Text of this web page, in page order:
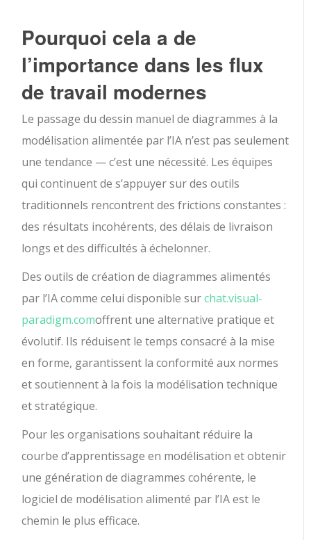
Pourquoi cela a de
l’importance dans les flux
de travail modernes
Le passage du dessin manuel de diagrammes à la
modélisation alimentée par l’IA n’est pas seulement
une tendance — c’est une nécessité. Les équipes
qui continuent de s’appuyer sur des outils
traditionnels rencontrent des frictions constantes :
des résultats incohérents, des délais de livraison
longs et des difficultés à échelonner.
Des outils de création de diagrammes alimentés
par l’IA comme celui disponible surchat.visual-
paradigm.comoffrent une alternative pratique et
évolutif. Ils réduisent le temps consacré à la mise
en forme, garantissent la conformité aux normes
et soutiennent à la fois la modélisation technique
et stratégique.
Pour les organisations souhaitant réduire la
courbe d’apprentissage en modélisation et obtenir
une génération de diagrammes cohérente, le
logiciel de modélisation alimenté par l’IA est le
chemin le plus efficace.